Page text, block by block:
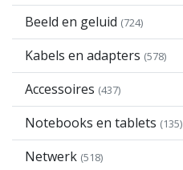
Beeld en geluid (724)
Kabels en adapters (578)
Accessoires (437)
Notebooks en tablets (135)
Netwerk (518)